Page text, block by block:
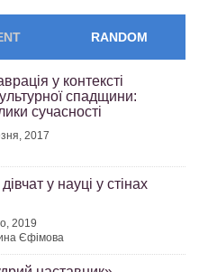
RANDOM
у контексті
спадщини:
сучасності
2017
у науці у стінах
2019
Єфімова